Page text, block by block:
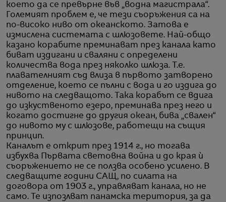
което да се превърне във „водна магистрала“.
Големият проблем е, че тези съоръжения са на
по-високо ниво от океанското. Затова е
измислена системата с шлюзовете. Най-общо
казано корабите преминават през канала като
биват издигани и сваляни с определени
количества вода през няколко шлюза. Т.е.
плавателният съд влиза в първото затворено
отделение, което се пълни с вода и го издига до
нивото на следващото. Така корабът се вдига
до изкуственото езеро, преминава през него и
когато достигне до другия океан, бива „свален“
до нивото му с шлюзове, работещи на същия
принцип.
Каналът е открит през 1914 г., но тогава
избухва Първата световна война и до края ѝ
съоръжението не се ползва особено усилено. В
следващите години САЩ, по силата на
договора от 1903 г., управляват канала, но не
само. Те изпозлват панамска територия, за да